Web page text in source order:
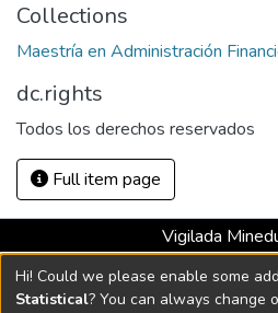
Collections
Maestría en Administración
dc.rights
Todos los derechos reservados
Full item page
Vigilada
Universidad con Acreditación
Resolución MEN
Hi! Could we please enable some
Statistical? You can always change